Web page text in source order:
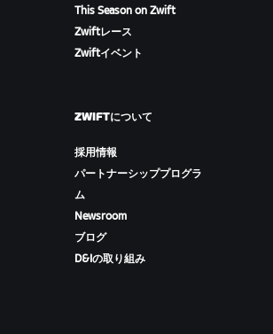
This Season on Zwift
Zwiftレース
Zwiftイベント
ZWIFTについて
採用情報
パートナーシッププログラ
ム
Newsroom
ブログ
D&Iの取り組み